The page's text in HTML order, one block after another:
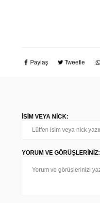
Paylaş Tweetle
İSIM VEYA NICK:
YORUM VE GÖRÜŞLERINIZ: